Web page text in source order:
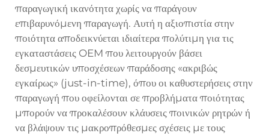
παραγωγική ικανότητα χωρίς να παράγουν
επιβαρυνόμενη παραγωγή. Αυτή η αξιοπιστία στην
ποιότητα αποδεικνύεται ιδιαίτερα πολύτιμη για τις
εγκαταστάσεις OEM που λειτουργούν βάσει
δεσμευτικών υποσχέσεων παράδοσης «ακριβώς
εγκαίρως» (just-in-time), όπου οι καθυστερήσεις στην
παραγωγή που οφείλονται σε προβλήματα ποιότητας
μπορούν να προκαλέσουν κλάυσεις ποινικών ρητρών ή
να βλάψουν τις μακροπρόθεσμες σχέσεις με τους